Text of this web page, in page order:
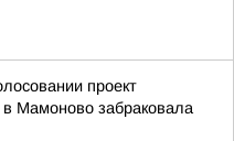
проект
в Мамоново забраковала